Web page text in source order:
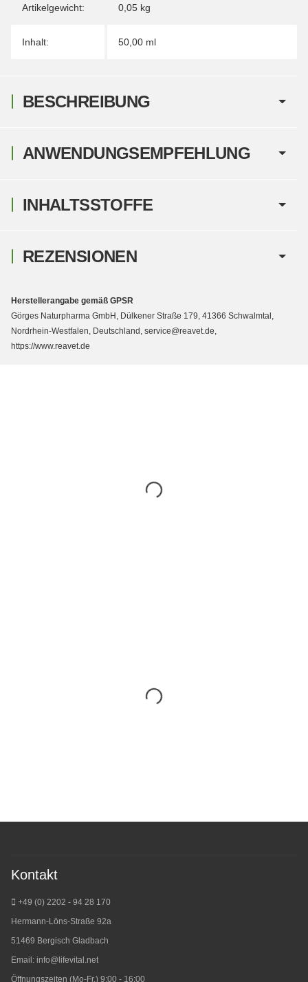
Artikelgewicht: 0,05 kg
Inhalt: 50,00 ml
BESCHREIBUNG
ANWENDUNGSEMPFEHLUNG
INHALTSSTOFFE
REZENSIONEN
Herstellerangabe gemäß GPSR
Görges Naturpharma GmbH, Dülkener Straße 179, 41366 Schwalmtal,
Nordrhein-Westfalen, Deutschland, service@reavet.de,
https://www.reavet.de
Kontakt
+49 (0) 2202 - 94 28 170
Hermann-Löns-Straße 92a
51469 Bergisch Gladbach
Email: info@lifevital.net
Öffnungszeiten (Mo-Fr.) 9:00 - 16:00